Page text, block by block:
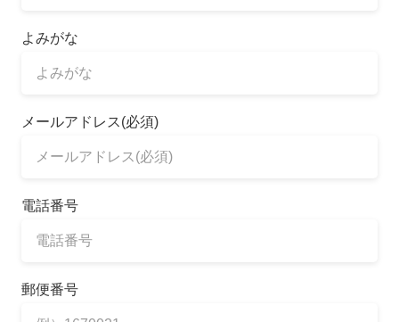
よみがな
メールアドレス(必須)
電話番号
郵便番号